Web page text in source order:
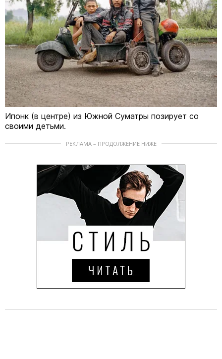
Ипонк (в центре) из Южной Суматры позирует со
своими детьми.
РЕКЛАМА – ПРОДОЛЖЕНИЕ НИЖЕ